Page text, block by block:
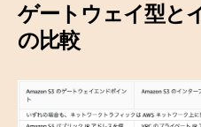
ゲートウェイ型と
の比較